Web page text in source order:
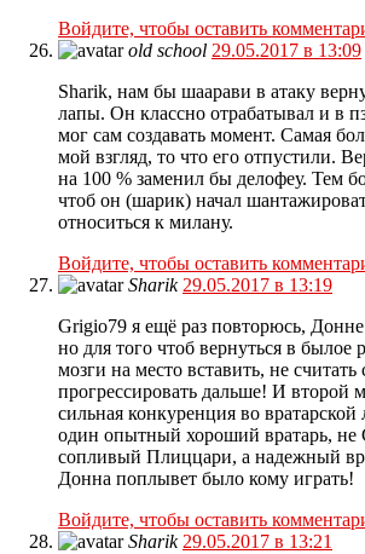
Войдите, чтобы оставить
old school 29.05.2017 в 13:09
Sharik, нам бы шаарави в атаку
лапы. Он классно отрабатывал и в
мог сам создавать момент. Самая
мой взгляд, то что его отпустили.
на 100 % заменил бы делофеу. Тем
чтоб он (шарик) начал
относиться к милану.
Войдите, чтобы оставить
Sharik 29.05.2017 в 13:19
Grigio79 я ещё раз повторюсь,
но для того чтоб вернуться в былое
мозги на место вставить, не считать
прогрессировать дальше! И второй
сильная конкуренция во
один опытный хороший вратарь, не
сопливый Плиццари, а надежный
Донна поплывет было кому играть!
Войдите, чтобы оставить
Sharik 29.05.2017 в 13:21